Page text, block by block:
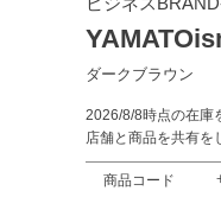
ダークブラウン
2026/8/8時点の在庫
店舗と商品を共有を
商品コード